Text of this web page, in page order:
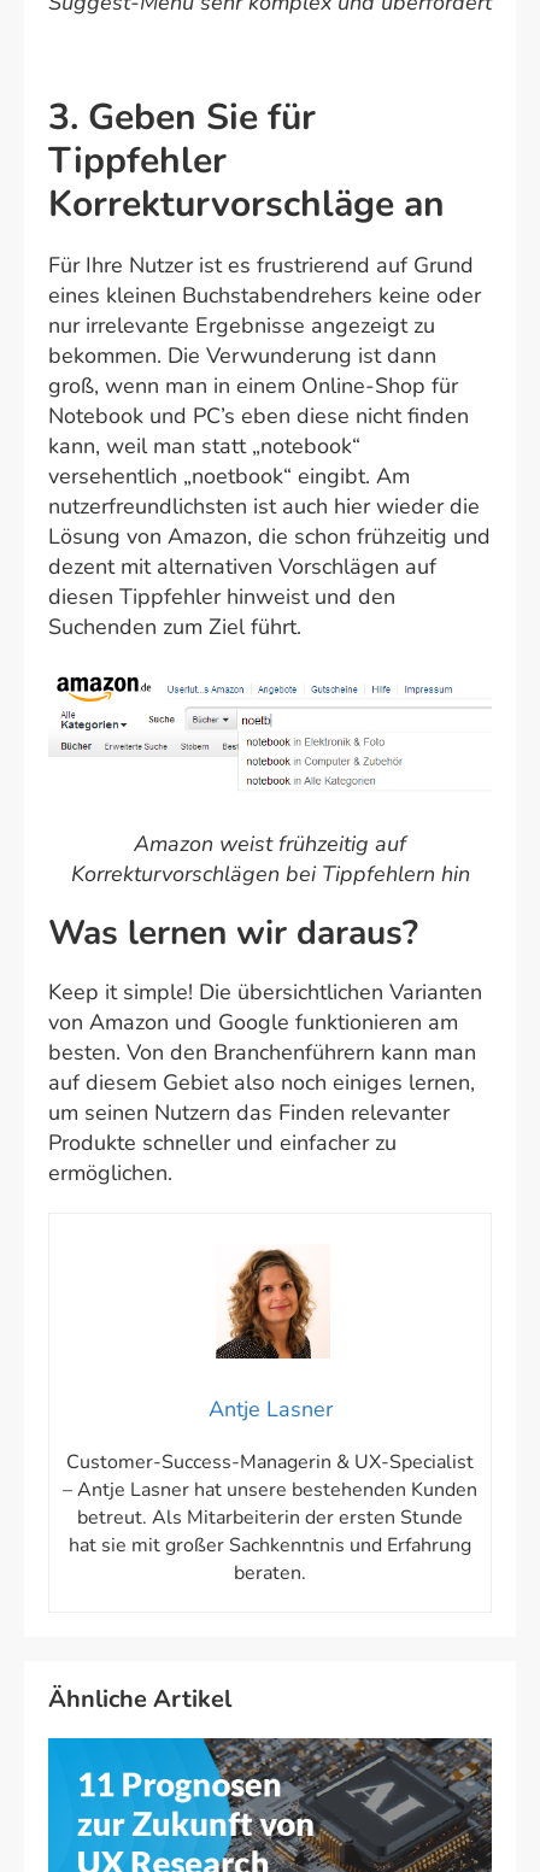
3. Geben Sie für
Tippfehler
Korrekturvorschläge an
Für Ihre Nutzer ist es frustrierend auf Grund
eines kleinen Buchstabendrehers keine oder
nur irrelevante Ergebnisse angezeigt zu
bekommen. Die Verwunderung ist dann
groß, wenn man in einem Online-Shop für
Notebook und PC’s eben diese nicht finden
kann, weil man statt „notebook“
versehentlich „noetbook“ eingibt. Am
nutzerfreundlichsten ist auch hier wieder die
Lösung von Amazon, die schon frühzeitig und
dezent mit alternativen Vorschlägen auf
diesen Tippfehler hinweist und den
Suchenden zum Ziel führt.
Amazon weist frühzeitig auf
Korrekturvorschlägen bei Tippfehlern hin
Was lernen wir daraus?
Keep it simple! Die übersichtlichen Varianten
von Amazon und Google funktionieren am
besten. Von den Branchenführern kann man
auf diesem Gebiet also noch einiges lernen,
um seinen Nutzern das Finden relevanter
Produkte schneller und einfacher zu
ermöglichen.
Antje Lasner
Customer-Success-Managerin & UX-Specialist
– Antje Lasner hat unsere bestehenden Kunden
betreut. Als Mitarbeiterin der ersten Stunde
hat sie mit großer Sachkenntnis und Erfahrung
beraten.
Ähnliche Artikel